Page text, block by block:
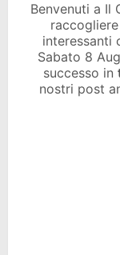
Benvenuti a Il
interessanti
Sabato 8
successo in
nostri post